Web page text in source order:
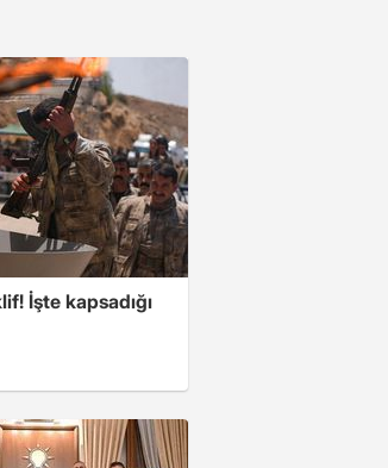
İşte kapsadığı